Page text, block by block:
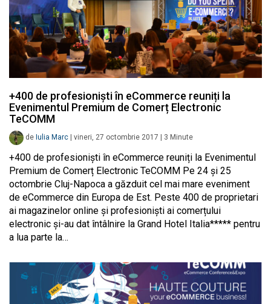
+400 de profesioniști în eCommerce reuniți la
Evenimentul Premium de Comerț Electronic
TeCOMM
de Iulia Marc vineri, 27 octombrie 2017 3 Minute
+400 de profesioniști în eCommerce reuniți la Evenimentul
Premium de Comerț Electronic TeCOMM Pe 24 și 25
octombrie Cluj-Napoca a găzduit cel mai mare eveniment
de eCommerce din Europa de Est. Peste 400 de proprietari
ai magazinelor online și profesioniști ai comerțului
electronic și-au dat întâlnire la Grand Hotel Italia***** pentru
a lua parte la…